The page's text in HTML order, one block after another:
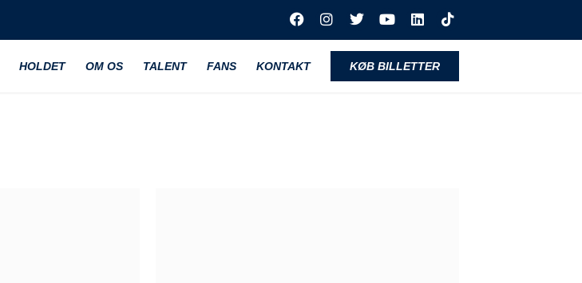
HOLDET OM OS TALENT FANS KONTAKT KØB BILLETTER